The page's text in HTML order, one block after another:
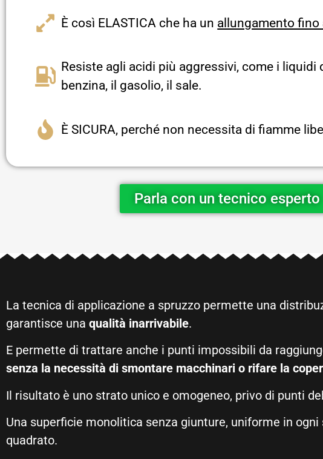
È così ELASTICA che ha un allungamento fino
Resiste agli acidi più aggressivi, come i liquidi
benzina, il gasolio, il sale.
È SICURA, perché non necessita di fiamme
Parla con un tecnico esperto
La tecnica di applicazione a spruzzo permette una
garantisce una qualità inarrivabile.
E permette di trattare anche i punti impossibili da
senza la necessità di smontare macchinari o rifare la
Il risultato è uno strato unico e omogeneo, privo di punti
Una superficie monolitica senza giunture, uniforme in
quadrato.